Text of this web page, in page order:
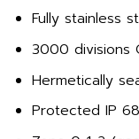
Fully stainless
3000 divisions
Hermetically
Protected IP